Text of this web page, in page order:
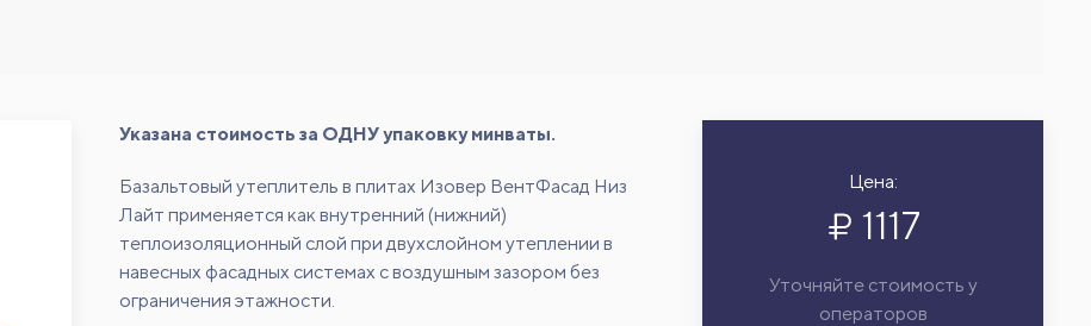
Указана стоимость за ОДНУ упаковку минваты.
Базальтовый утеплитель в плитах Изовер ВентФасад Низ
Лайт применяется как внутренний (нижний)
теплоизоляционный слой при двухслойном утеплении в
навесных фасадных системах с воздушным зазором без
ограничения этажности.
Цена:
1117
Уточняйте стоимость у
операторов